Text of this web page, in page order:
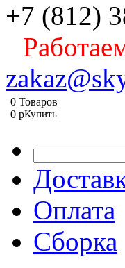
+7 (812)
0 Товаров
0 pКупить
Оплата
Сборка